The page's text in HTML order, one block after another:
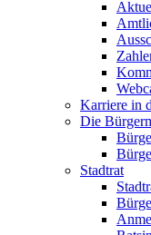
Karriere in
Die
Stadtrat